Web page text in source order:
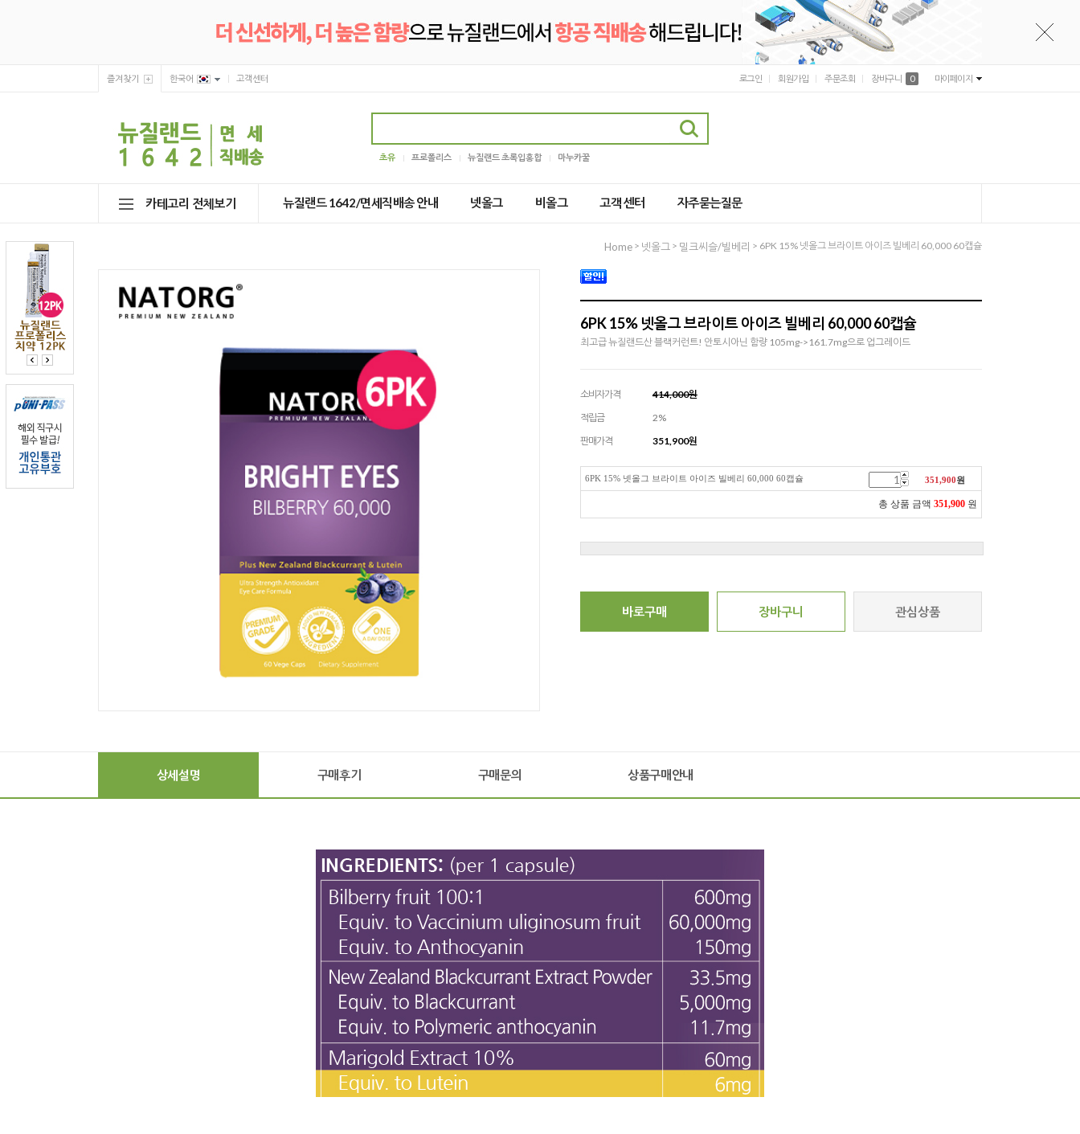
즐겨찾기 한국어 고객센터 로그인 회원가입 주문조회 장바구니 0 마이페이지
초유 프로폴리스 뉴질랜드 초록입홍합 마누카꿀
카테고리 전체보기 뉴질랜드 1642/면세직배송 안내 넷올그 비올그 고객 센터 자주묻는질문
Home > 넷올그 > 밀크씨슬/빌베리 > 6PK 15% 넷올그 브라이트 아이즈 빌베리 60,000 60캡슐
6PK 15% 넷올그 브라이트 아이즈 빌베리 60,000 60캡슐
최고급 뉴질랜드산 블랙커런트! 안토시아닌 함량 105mg->161.7mg으로 업그레이드
소비자가격
414,000원
적립금
2%
판매가격
351,900원
6PK 15% 넷올그 브라이트 아이즈 빌베리 60,000 60캡슐 351,900원
총 상품 금액 351,900 원
바로구매 장바구니 관심상품
상세설명 구매후기 구매문의 상품구매안내